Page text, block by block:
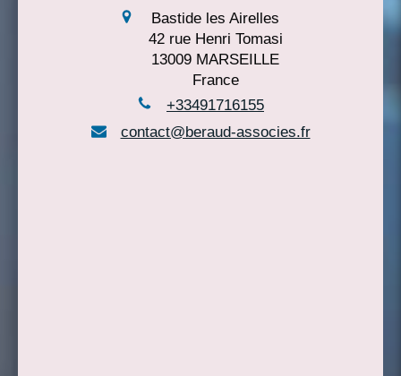
Bastide les Airelles
42 rue Henri Tomasi
13009 MARSEILLE
France
+33491716155
contact@beraud-associes.fr